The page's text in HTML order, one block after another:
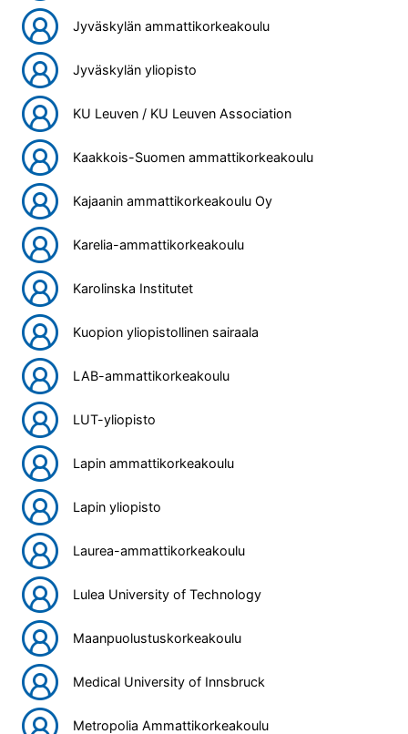
Jyväskylän ammattikorkeakoulu
Jyväskylän yliopisto
KU Leuven / KU Leuven Association
Kaakkois-Suomen ammattikorkeakoulu
Kajaanin ammattikorkeakoulu Oy
Karelia-ammattikorkeakoulu
Karolinska Institutet
Kuopion yliopistollinen sairaala
LAB-ammattikorkeakoulu
LUT-yliopisto
Lapin ammattikorkeakoulu
Lapin yliopisto
Laurea-ammattikorkeakoulu
Lulea University of Technology
Maanpuolustuskorkeakoulu
Medical University of Innsbruck
Metropolia Ammattikorkeakoulu